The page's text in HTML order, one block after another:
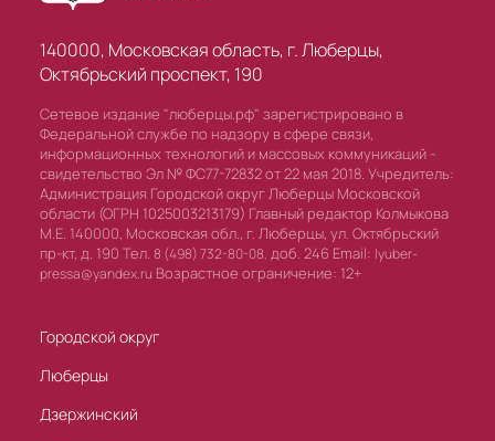
140000, Московская область, г. Люберцы,
Октябрьский проспект, 190
Сетевое издание "люберцы.рф" зарегистрировано в
Федеральной службе по надзору в сфере связи,
информационных технологий и массовых коммуникаций -
свидетельство Эл № ФС77-72832 от 22 мая 2018. Учредитель:
Администрация Городской округ Люберцы Московской
области (ОГРН 1025003213179) Главный редактор Колмыкова
М.Е. 140000, Московская обл., г. Люберцы, ул. Октябрьский
пр-кт, д. 190 Тел. 8 (498) 732-80-08, доб. 246 Email: lyuber-
pressa@yandex.ru Возрастное ограничение: 12+
Городской округ
Люберцы
Дзержинский